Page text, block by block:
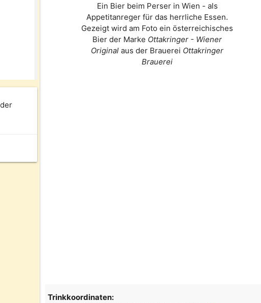
Ein Bier beim Perser in Wien - als
Appetitanreger für das herrliche Essen.
Gezeigt wird am Foto ein österreichisches
Bier der Marke Ottakringer - Wiener
Original aus der Brauerei Ottakringer
Brauerei
Trinkkoordinaten: